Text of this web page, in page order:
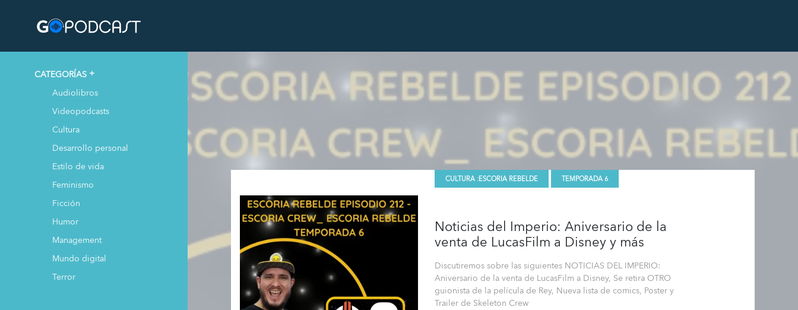
CATEGORÍAS
Audiolibros
Videopodcasts
Cultura
Desarrollo personal
Estilo de vida
Feminismo
Ficción
Humor
Management
Mundo digital
Terror
CULTURA :ESCORIA REBELDE TEMPORADA 6
Noticias del Imperio: Aniversario de la
venta de LucasFilm a Disney y más
Discutiremos sobre las siguientes NOTICIAS DEL IMPERIO:
Aniversario de la venta de LucasFilm a Disney, Se retira OTRO
guionista de la película de Rey, Nueva lista de comics, Poster y
Trailer de Skeleton Crew